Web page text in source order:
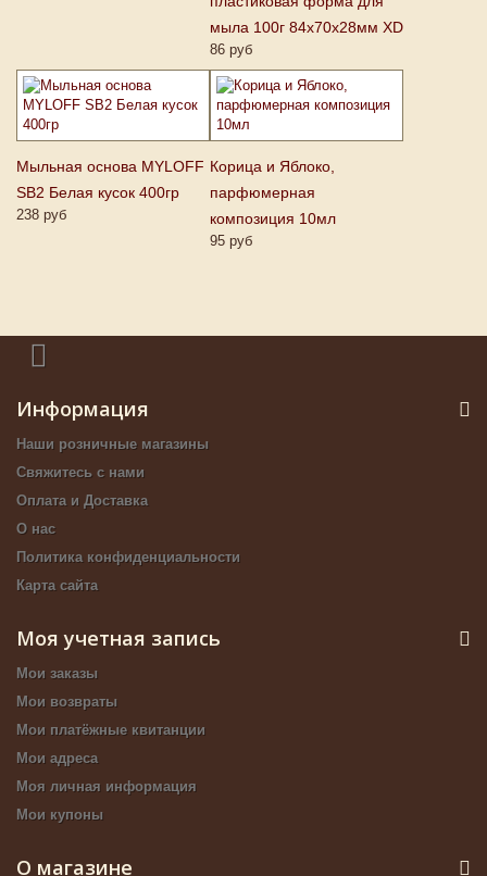
мыла 100г 84х70х28мм XD
86 руб
Мыльная основа MYLOFF
SB2 Белая кусок 400гр
238 руб
Корица и Яблоко,
парфюмерная
композиция 10мл
95 руб
Информация
Наши розничные магазины
Свяжитесь с нами
Оплата и Доставка
О нас
Политика конфиденциальности
Карта сайта
Моя учетная запись
Мои заказы
Мои возвраты
Мои платёжные квитанции
Мои адреса
Моя личная информация
Мои купоны
О магазине